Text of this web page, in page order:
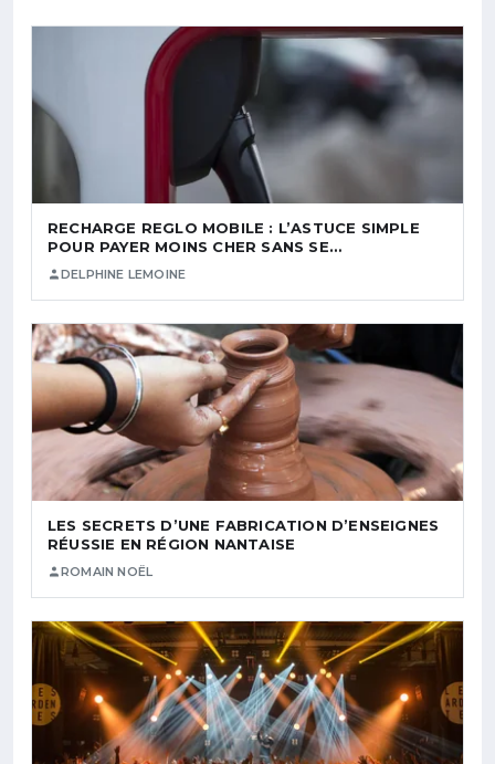
RECHARGE REGLO MOBILE : L’ASTUCE SIMPLE
POUR PAYER MOINS CHER SANS SE…
DELPHINE LEMOINE
LES SECRETS D’UNE FABRICATION D’ENSEIGNES
RÉUSSIE EN RÉGION NANTAISE
ROMAIN NOËL